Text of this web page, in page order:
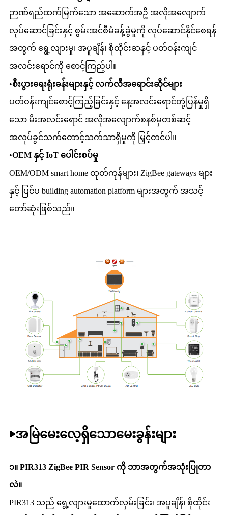
ဉာဏ်ရည်ထက်မြက်သော အဆောက်အဦ အလိုအလျောက်
လုပ်ဆောင်ခြင်းနှင့် စွမ်းအင်စီမံခန့်ခွဲမှုကို လုပ်ဆောင်နိုင်စေရန်
အတွက် ရွေ့လျားမှု၊ အပူချိန်၊ စိုထိုင်းဆနှင့် ပတ်ဝန်းကျင်
အလင်းရောင်ကို စောင့်ကြည့်ပါ။
•စီးပွားရေးရုံးခန်းများနှင့် လက်လီအရောင်းဆိုင်များ
ပတ်ဝန်းကျင်စောင့်ကြည့်ခြင်းနှင့် နေ့အလင်းရောင်တုံ့ပြန်မှုရှိ
သော မီးအလင်းရောင် အလိုအလျောက်စနစ်မှတစ်ဆင့်
အလုပ်ခွင်သက်တောင့်သက်သာရှိမှုကို မြှင့်တင်ပါ။
•OEM နှင့် IoT ပေါင်းစပ်မှု
OEM/ODM smart home ထုတ်ကုန်များ၊ ZigBee gateways များ
နှင့် ပြင်ပ building automation platform များအတွက် အသင့်
တော်ဆုံးဖြစ်သည်။
▶အမြဲမေးလေ့ရှိသောမေးခွန်းများ
၁။ PIR313 ZigBee PIR Sensor ကို ဘာအတွက်အသုံးပြုတာ
လဲ။
PIR313 သည် ရွေ့လျားမှုထောက်လှမ်းခြင်း၊ အပူချိန်၊ စိုထိုင်း